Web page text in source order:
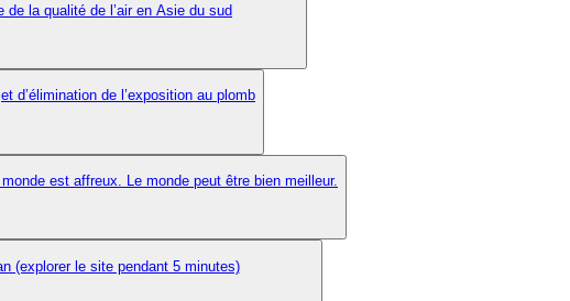
de la qualité de l’air en Asie du sud
d’élimination de l’exposition au plomb
est affreux. Le monde peut être bien meilleur.
(explorer le site pendant 5 minutes)